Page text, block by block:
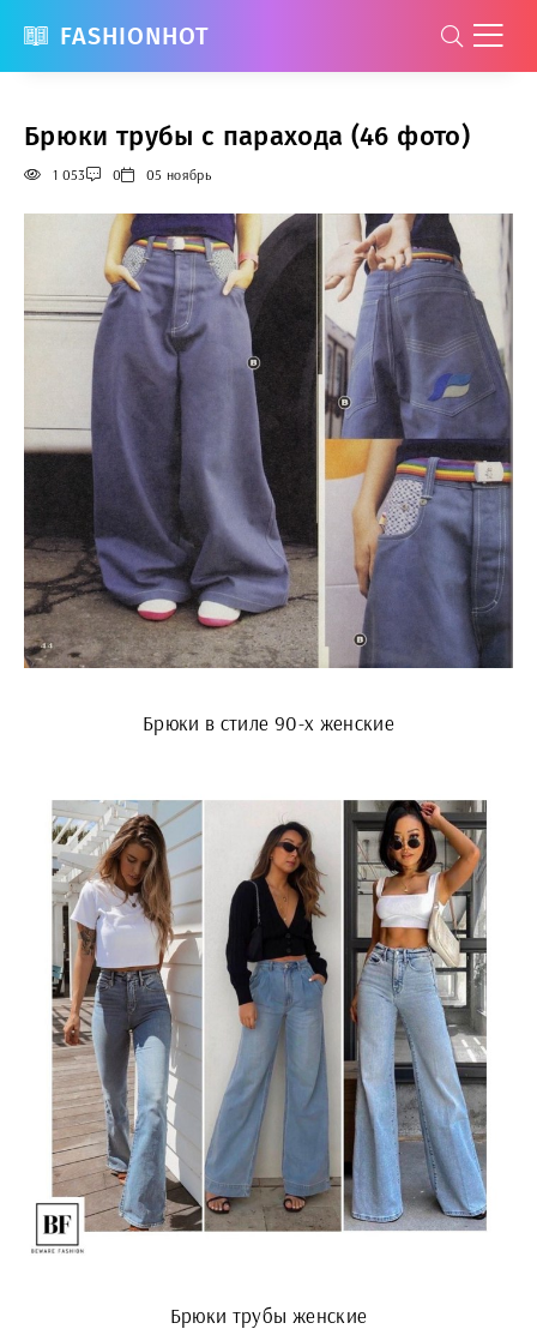
FASHIONHOT
Брюки трубы с парахода (46 фото)
1 053 0 05 ноябрь
Брюки в стиле 90-х женские
Брюки трубы женские